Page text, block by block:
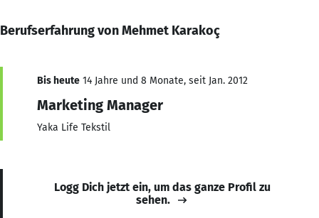
Berufserfahrung von Mehmet Karakoç
Bis heute 14 Jahre und 8 Monate, seit Jan. 2012
Marketing Manager
Yaka Life Tekstil
Logg Dich jetzt ein, um das ganze Profil zu
sehen.